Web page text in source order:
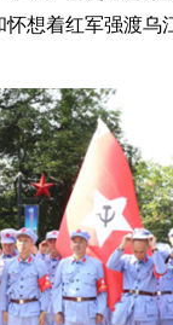
想着红军强渡乌